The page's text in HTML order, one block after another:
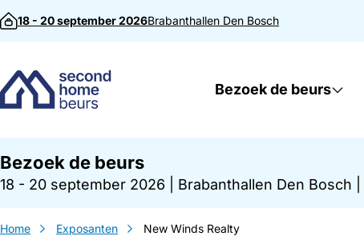
Direct naar inhoud
18 - 20 september 2026Brabanthallen Den Bosch
Bezoek de beurs
Bezoek de beurs
18 - 20 september 2026 Brabanthallen Den Bosch
Home Exposanten New Winds Realty